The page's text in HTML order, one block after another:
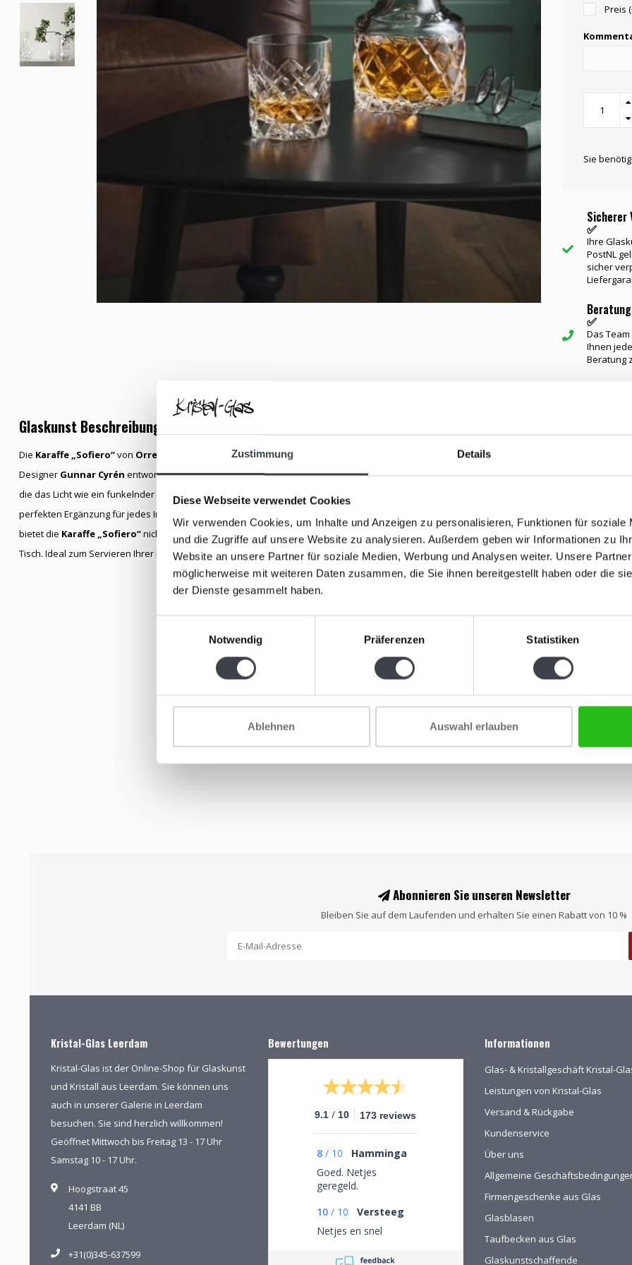
Zustimmung Details
Diese Webseite verwendet Cookies
Wir verwenden Cookies, um Inhalte und Anzeigen zu personalisieren, Funktionen für soziale
und die Zugriffe auf unsere Website zu analysieren. Außerdem geben wir Informationen zu
Website an unsere Partner für soziale Medien, Werbung und Analysen weiter. Unsere
möglicherweise mit weiteren Daten zusammen, die Sie ihnen bereitgestellt haben oder die
der Dienste gesammelt haben.
Notwendig
Präferenzen Statistiken
Ablehnen Auswahl erlauben
Preis
Sie
Sicherer
✅
Ihre
PostNL
sicher
✅
Das
Ihnen
Beratung
Glaskunst Beschreibung
Die Karaffe „Sofiero“von Orrefors
ist ein Meisterwerk aus handgefertigtem Kristallglas, das von dem renommierten
Designer Gunnar Cyrén entworfen wurde. Die Karaffe besticht durch Feinheit und Eleganz mit tiefen, brillanten Schliffen,
die das Licht wie ein funkelnder Diamant reflektieren. Das stilvolle und moderne Design macht die Karaffe zu einer
perfekten Ergänzung für jedes Interieur, ob klassisch oder modern. Mit ihren klaren Linien und ihrem zeitlosen Charme
bietet die Karaffe „Sofiero“nicht nur Funktionalität, sondern auch eine künstlerische Bereicherung für Ihren gedeckten
Tisch. Ideal zum Servieren Ihrer Lieblingsweine oder -spirituosen, vereint diese Karaffe Handwerkskunst und Luxus.
Abonnieren Sie unseren Newsletter
Bleiben Sie auf dem Laufenden und erhalten Sie einen Rabatt von 10 %
Kristal-Glas Leerdam
Kristal-Glas ist der Online-Shop für Glaskunst
und Kristall aus Leerdam. Sie können uns
auch in unserer Galerie in Leerdam
besuchen. Sie sind herzlich willkommen!
Geöffnet Mittwoch bis Freitag 13 - 17 Uhr
Samstag 10 - 17 Uhr.
Hoogstraat 45
4141 BB
Leerdam (NL)
+31(0)345-637599
Bewertungen
9.1 / 10 173 reviews
8 / 10
Hamminga
Goed. Netjes
geregeld.
10 / 10
Versteeg
Netjes en snel
Informationen
Glas- & Kristallgeschäft Kristal-
Leistungen von Kristal-Glas
Versand & Rückgabe
Kundenservice
Über uns
Allgemeine
Firmengeschenke aus Glas
Glasblasen
Taufbecken aus Glas
Glaskunstschaffende